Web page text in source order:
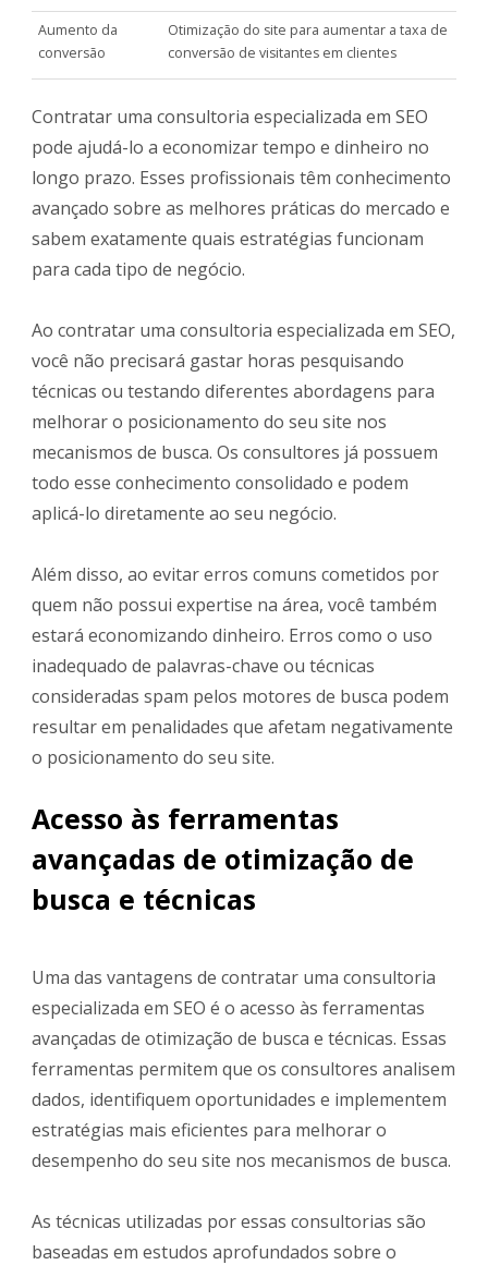
Aumento da
conversão
Otimização do site para aumentar a taxa de
conversão de visitantes em clientes
Contratar uma consultoria especializada em SEO
pode ajudá-lo a economizar tempo e dinheiro no
longo prazo. Esses profissionais têm conhecimento
avançado sobre as melhores práticas do mercado e
sabem exatamente quais estratégias funcionam
para cada tipo de negócio.
Ao contratar uma consultoria especializada em SEO,
você não precisará gastar horas pesquisando
técnicas ou testando diferentes abordagens para
melhorar o posicionamento do seu site nos
mecanismos de busca. Os consultores já possuem
todo esse conhecimento consolidado e podem
aplicá-lo diretamente ao seu negócio.
Além disso, ao evitar erros comuns cometidos por
quem não possui expertise na área, você também
estará economizando dinheiro. Erros como o uso
inadequado de palavras-chave ou técnicas
consideradas spam pelos motores de busca podem
resultar em penalidades que afetam negativamente
o posicionamento do seu site.
Acesso às ferramentas
avançadas de otimização de
busca e técnicas
Uma das vantagens de contratar uma consultoria
especializada em SEO é o acesso às ferramentas
avançadas de otimização de busca e técnicas. Essas
ferramentas permitem que os consultores analisem
dados, identifiquem oportunidades e implementem
estratégias mais eficientes para melhorar o
desempenho do seu site nos mecanismos de busca.
As técnicas utilizadas por essas consultorias são
baseadas em estudos aprofundados sobre o